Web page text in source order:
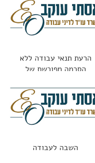
הרעת תנאי עבודה ללא
הסכמה מפורשת של
השבה לעבודה